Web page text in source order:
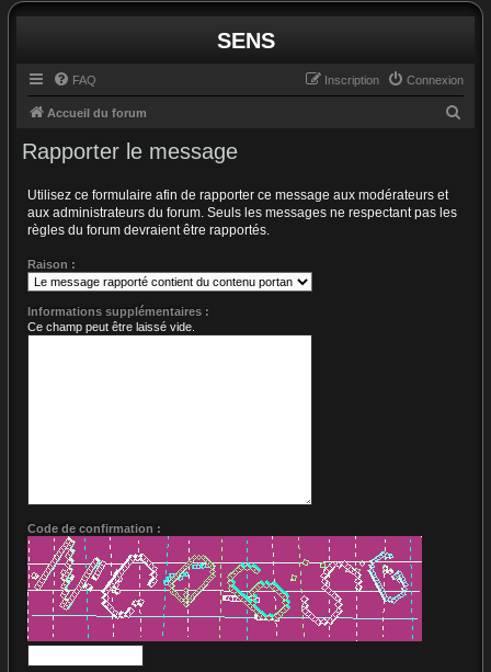
SENS
FAQ Connexion
Inscription
Accueil du forum
Rapporter le message
Utilisez ce formulaire afin de rapporter ce message aux modérateurs et
aux administrateurs du forum. Seuls les messages ne respectant pas les
règles du forum devraient être rapportés.
Raison :
Informations supplémentaires :
Ce champ peut être laissé vide.
Code de confirmation :